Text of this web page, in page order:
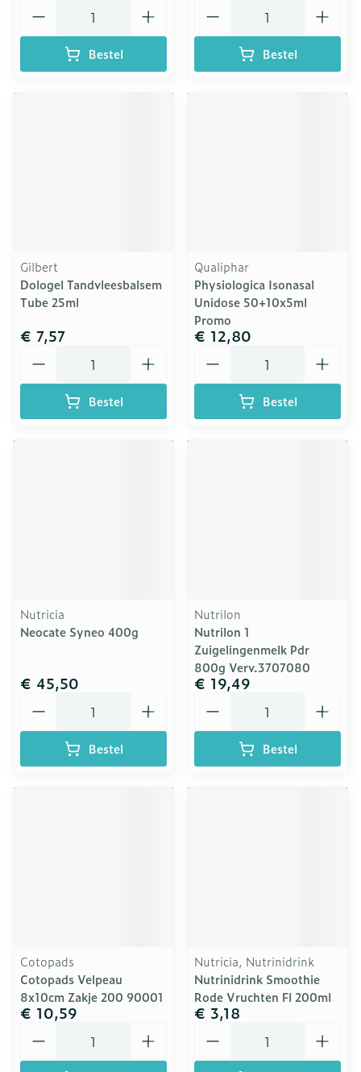
Bestel Bestel
Gilbert
Dologel Tandvleesbalsem
Tube 25ml
€ 7,57
Bestel
Qualiphar
Physiologica Isonasal
Unidose 50+10x5ml
Promo
€ 12,80
Bestel
Nutricia
Neocate Syneo 400g
€ 45,50
Bestel
Nutrilon
Nutrilon 1
Zuigelingenmelk Pdr
800g Verv.3707080
€ 19,49
Bestel
Cotopads
Cotopads Velpeau
8x10cm Zakje 200 90001
€ 10,59
Nutricia, Nutrinidrink
Nutrinidrink Smoothie
Rode Vruchten Fl 200ml
€ 3,18